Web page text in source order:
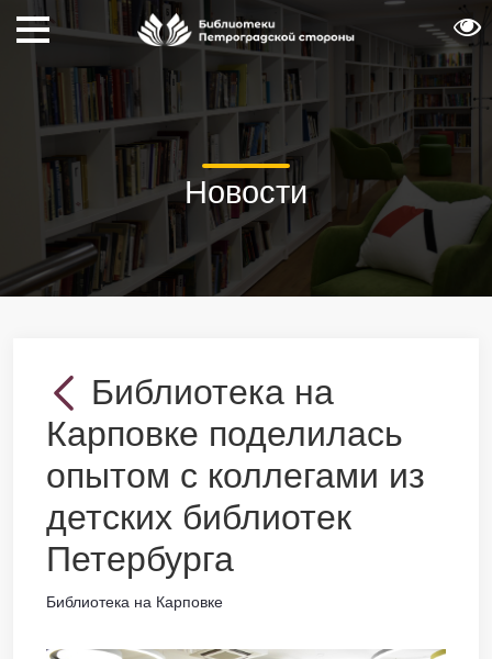
Новости
Библиотека на
Карповке поделилась
опытом с коллегами из
детских библиотек
Петербурга
Библиотека на Карповке